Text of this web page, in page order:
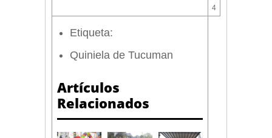
4
Etiqueta:
Quiniela de Tucuman
Artículos
Relacionados